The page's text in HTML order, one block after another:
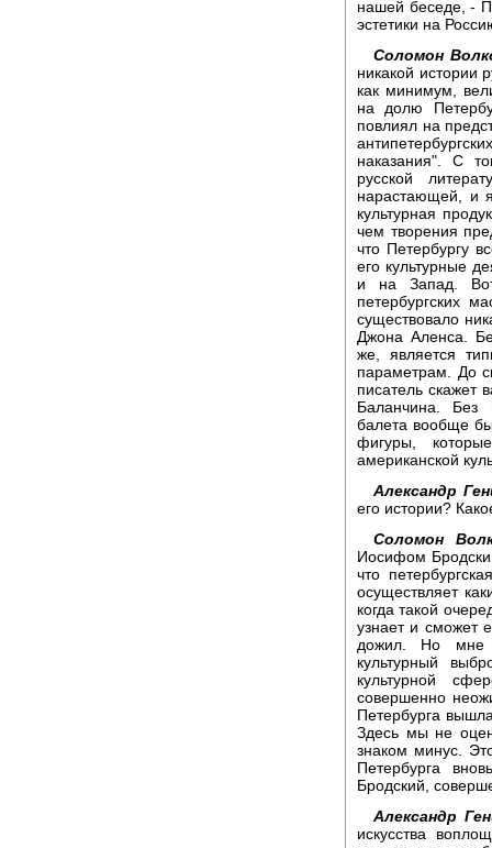
нашей беседе, -
эстетики на
Соломон
никакой истории
как минимум,
на долю
повлиял на
наказания". С
русской
нарастающей, и
культурная
чем творения
что Петербургу
его культурные
и на Запад.
петербургских
существовало
Джона Аленса.
же, является
параметрам. До
писатель скажет
Баланчина. Без
балета вообще
фигуры,
американской
Александр
его истории?
Соломон
Иосифом
что
осуществляет
когда такой
узнает и сможет
дожил. Но мне
культурный
культурной
совершенно
Петербурга
Здесь мы не
знаком минус.
Петербурга
Бродский,
Александр
искусства